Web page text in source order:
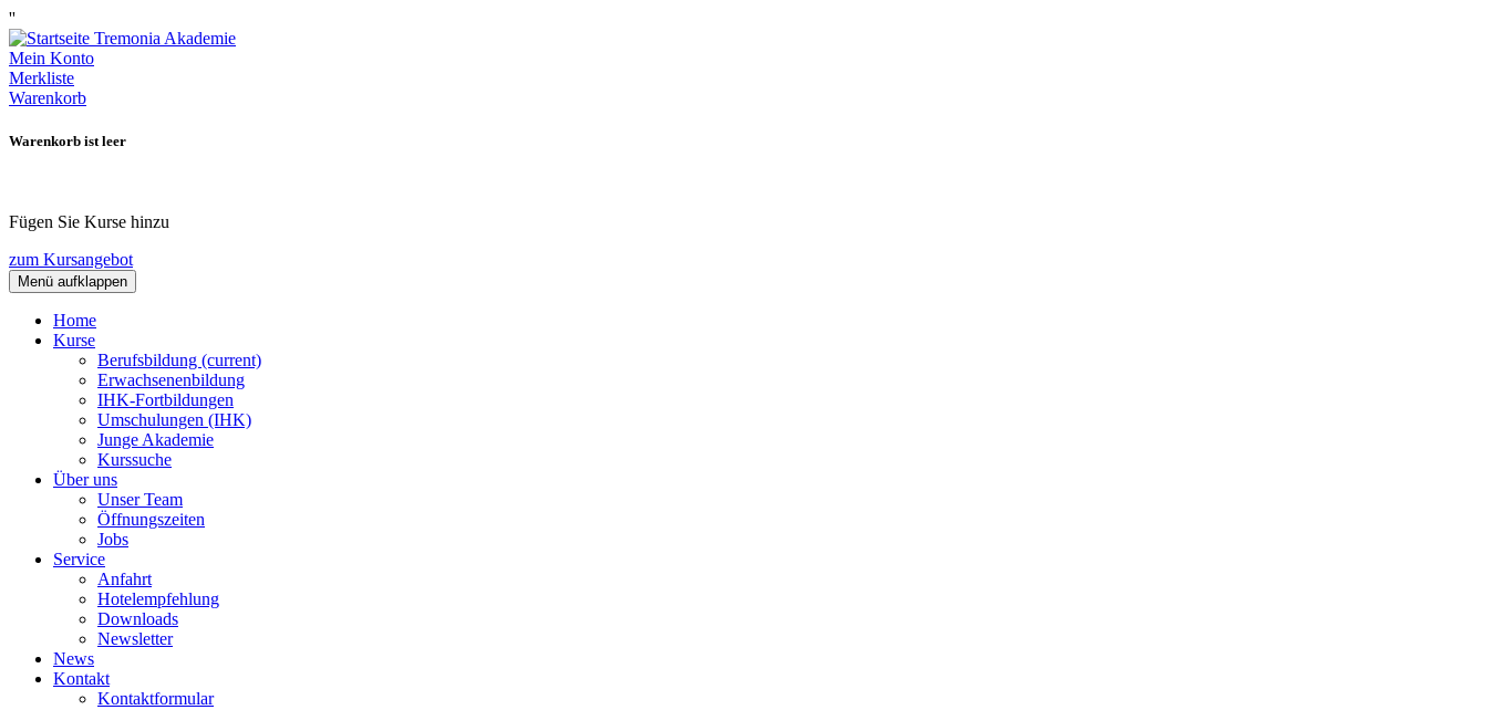
''
Mein Konto
Merkliste
Warenkorb
Warenkorb ist leer
Fügen Sie Kurse hinzu
zum Kursangebot
Menü aufklappen
Home
Kurse
Berufsbildung (current)
Erwachsenenbildung
IHK-Fortbildungen
Umschulungen (IHK)
Junge Akademie
Kurssuche
Über uns
Unser Team
Öffnungszeiten
Jobs
Service
Anfahrt
Hotelempfehlung
Downloads
Newsletter
News
Kontakt
Kontaktformular